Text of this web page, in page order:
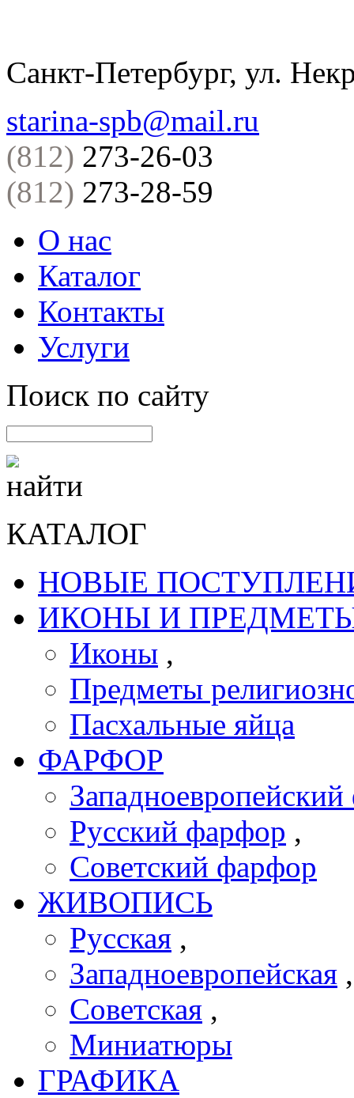
Санкт-Петербург, ул.
starina-spb@mail.ru
(812) 273-26-03
(812) 273-28-59
О нас
Каталог
Контакты
Услуги
Поиск по сайту
КАТАЛОГ
НОВЫЕ
ИКОНЫ И
Иконы ,
Предметы
Пасхальные яйца
ФАРФОР
Русский фарфор ,
Советский фарфор
ЖИВОПИСЬ
Русская ,
Западноевропейская
Советская ,
Миниатюры
ГРАФИКА